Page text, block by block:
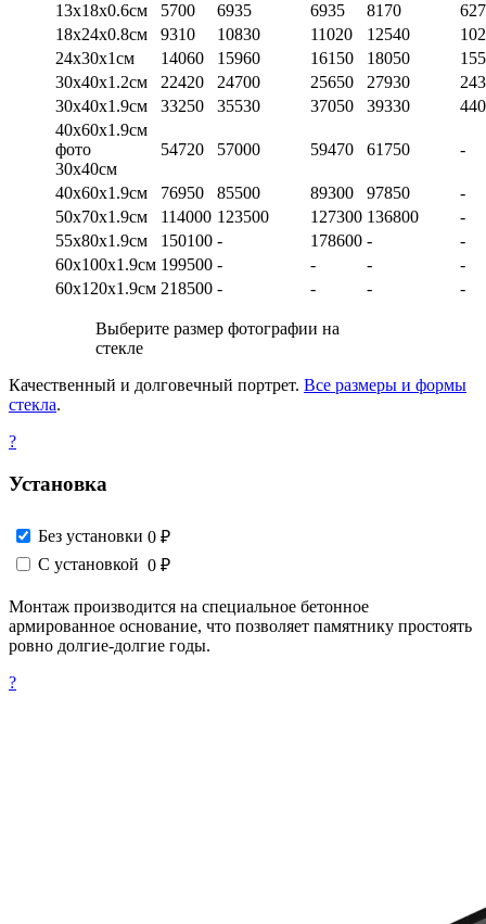
13х18х0.6см
5700 6935 6935 8170
18х24х0.8см
9310 10830 11020 12540
24х30х1см
14060 15960 16150 18050
30х40х1.2см
22420 24700 25650 27930
30х40х1.9см
33250 35530 37050 39330
40х60х1.9см
фото
30х40см
54720 57000 59470 61750 -
40х60х1.9см 76950 85500 89300 97850
-
50х70х1.9см
114000 123500 127300 136800
-
55х80х1.9см
150100 - 178600 -
-
60х100х1.9см 199500 - - -
-
60х120х1.9см 218500 - - - -
Выберите размер фотографии на
стекле
Качественный и долговечный портрет. Все размеры и формы
стекла.
?
Установка
Без установки 0 ₽
С установкой 0 ₽
Монтаж производится на специальное бетонное
армированное основание, что позволяет памятнику простоять
ровно долгие-долгие годы.
?